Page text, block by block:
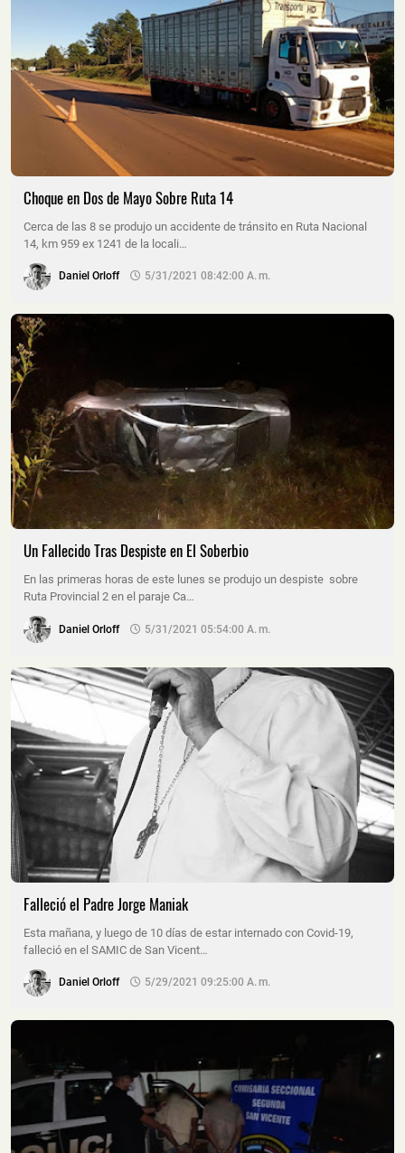
Choque en Dos de Mayo Sobre Ruta 14
Cerca de las 8 se produjo un accidente de tránsito en Ruta Nacional
14, km 959 ex 1241 de la locali…
Daniel Orloff 5/31/2021 08:42:00 A. M.
Un Fallecido Tras Despiste en El Soberbio
En las primeras horas de este lunes se produjo un despiste sobre
Ruta Provincial 2 en el paraje Ca…
Daniel Orloff 5/31/2021 05:54:00 A. M.
Falleció el Padre Jorge Maniak
Esta mañana, y luego de 10 días de estar internado con Covid-19,
falleció en el SAMIC de San Vicent…
Daniel Orloff 5/29/2021 09:25:00 A. M.